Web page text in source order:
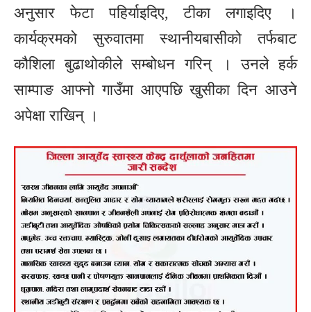
अनुसार फेटा पहिर्याइदिए, टीका लगाइदिए ।
कार्यक्रमको सुरुवातमा स्थानीयबासीको तर्फबाट
कौशिला बुढाथोकीले सम्बोधन गरिन् । उनले हर्क
साम्पाङ आफ्नो गाउँमा आएपछि खुसीका दिन आउने
अपेक्षा राखिन् ।